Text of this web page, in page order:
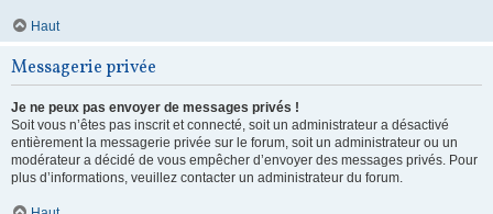
Haut
Messagerie privée
Je ne peux pas envoyer de messages privés !
Soit vous n’êtes pas inscrit et connecté, soit un administrateur a désactivé
entièrement la messagerie privée sur le forum, soit un administrateur ou un
modérateur a décidé de vous empêcher d’envoyer des messages privés. Pour
plus d’informations, veuillez contacter un administrateur du forum.